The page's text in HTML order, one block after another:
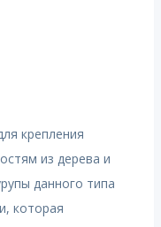
крепления
из дерева и
данного типа
которая